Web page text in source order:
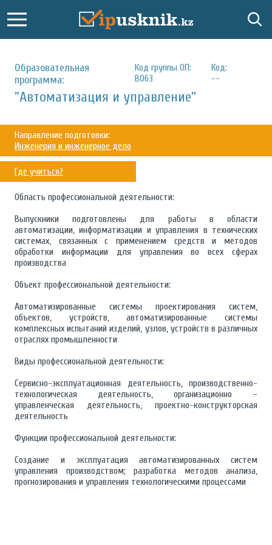
Образовательная
программа:
Код группы ОП:
B063
Код:
--
"Автоматизация и управление"
Направление подготовки:
Инженерия и инженерное дело
Где учиться?
Область профессиональной деятельности:
Выпускники подготовлены для работы в области
автоматизации, информатизации и управления в технических
системах, связанных с применением средств и методов
обработки информации для управления во всех сферах
производства
Объект профессиональной деятельности:
Автоматизированные системы проектирования систем,
объектов, устройств, автоматизированные системы
комплексных испытаний изделий, узлов, устройств в различных
отраслях промышленности
Виды профессиональной деятельности:
Сервисно-эксплуатационная деятельность, производственно-
технологическая деятельность, организационно –
управленческая деятельность, проектно-конструкторская
деятельность
Функции профессиональной деятельности:
Создание и эксплуатация автоматизированных систем
управления производством; разработка методов анализа,
прогнозирования и управления технологическими процессами